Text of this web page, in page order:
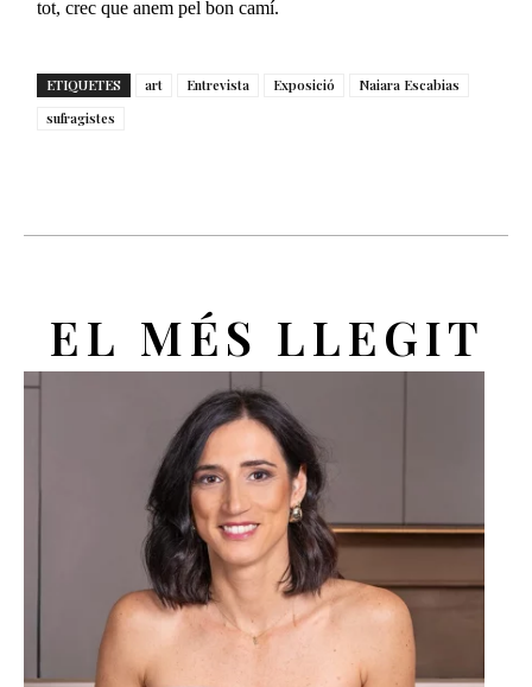
tot,crec que anem pel bon camí.
ETIQUETES art Entrevista Exposició
Naiara Escabias
sufragistes
EL MÉS LLEGIT